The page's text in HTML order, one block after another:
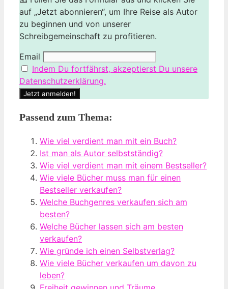
auf „Jetzt abonnieren“, um Ihre Reise als Autor
zu beginnen und von unserer
Schreibgemeinschaft zu profitieren.
Email
Indem Du fortfährst, akzeptierst Du unsere
Datenschutzerklärung.
Passend zum Thema:
Wie viel verdient man mit ein Buch?
Ist man als Autor selbstständig?
Wie viel verdient man mit einem Bestseller?
Wie viele Bücher muss man für einen
Bestseller verkaufen?
Welche Buchgenres verkaufen sich am
besten?
Welche Bücher lassen sich am besten
verkaufen?
Wie gründe ich einen Selbstverlag?
Wie viele Bücher verkaufen um davon zu
leben?